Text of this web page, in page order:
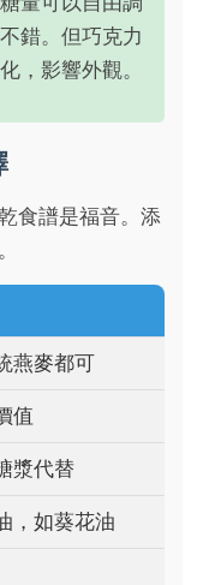
錯。但巧克力
，影響外觀。
食譜是福音。添
燕麥都可
值
漿代替
，如葵花油